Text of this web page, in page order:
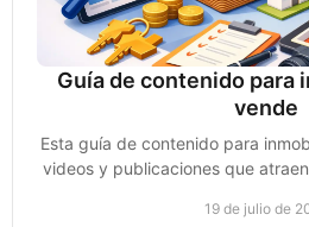
Guía de contenido para
vende
Esta guía de contenido para
videos y publicaciones que
19 de julio de